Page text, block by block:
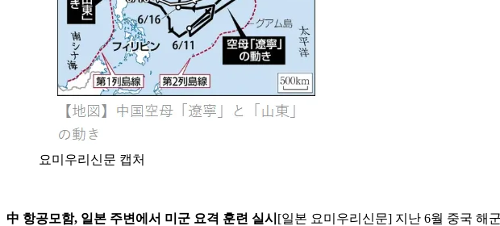
요미우리신문 캡처
中 항공모함, 일본 주변에서 미군 요격 훈련 실시 [일본 요미우리신문] 지난 6월 중국 해